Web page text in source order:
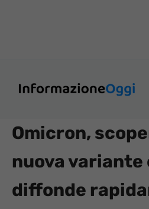
Omicron,
nuova variante
diffonde